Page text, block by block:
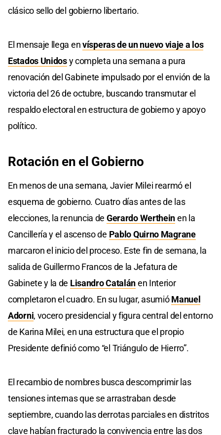
clásico sello del gobierno libertario.
El mensaje llega envísperas de un nuevo viaje a los
Estados Unidosy completa una semana a pura
renovación del Gabinete impulsado por el envión de la
victoria del 26 de octubre, buscando transmutar el
respaldo electoral en estructura de gobierno y apoyo
político.
Rotación en el Gobierno
En menos de una semana, Javier Milei rearmó el
esquema de gobierno. Cuatro días antes de las
elecciones, la renuncia de Gerardo Wertheinen la
Cancillería y el ascenso de Pablo Quirno Magrane
marcaron el inicio del proceso. Este fin de semana, la
salida de Guillermo Francos de la Jefatura de
Gabinete y la de Lisandro Catalánen Interior
completaron el cuadro. En su lugar, asumióManuel
Adorni, vocero presidencial y figura central del entorno
de Karina Milei, en una estructura que el propio
Presidente definió como “el Triángulo de Hierro”.
El recambio de nombres busca descomprimir las
tensiones internas que se arrastraban desde
septiembre, cuando las derrotas parciales en distritos
clave habían fracturado la convivencia entre las dos